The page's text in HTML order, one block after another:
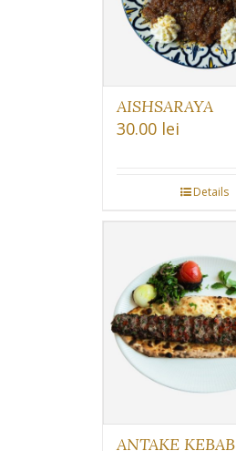
AISHSARAYA
30.00 lei
Details
ANTAKE KEBAB